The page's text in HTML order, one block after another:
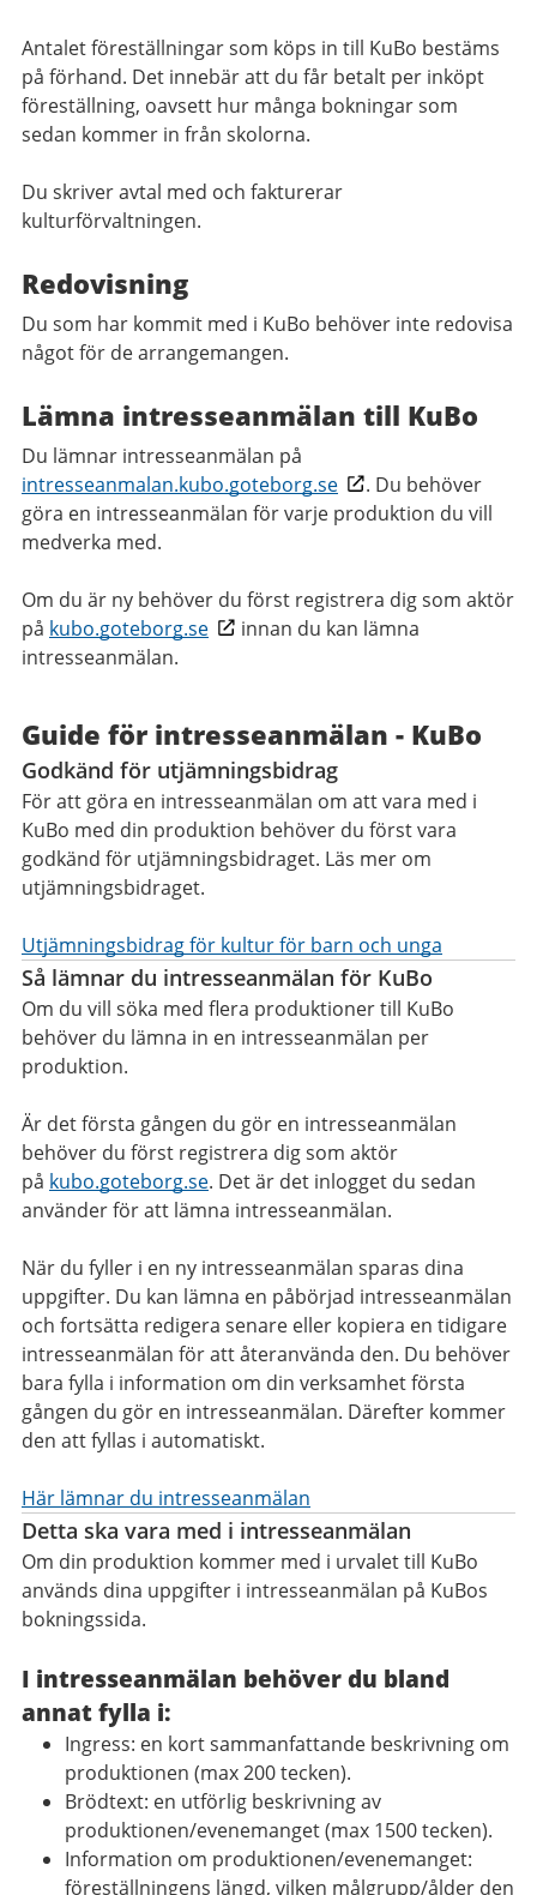
Antalet föreställningar som köps in till KuBo bestäms
på förhand. Det innebär att du får betalt per inköpt
föreställning, oavsett hur många bokningar som
sedan kommer in från skolorna.
Du skriver avtal med och fakturerar
kulturförvaltningen.
Redovisning
Du som har kommit med i KuBo behöver inte redovisa
något för de arrangemangen.
Lämna intresseanmälan till KuBo
Du lämnar intresseanmälan på
intresseanmalan.kubo.goteborg.se
. Du behöver
göra en intresseanmälan för varje produktion du vill
medverka med.
Om du är ny behöver du först registrera dig som aktör
på kubo.goteborg.se
innan du kan lämna
intresseanmälan.
Guide för intresseanmälan - KuBo
Godkänd för utjämningsbidrag
För att göra en intresseanmälan om att vara med i
KuBo med din produktion behöver du först vara
godkänd för utjämningsbidraget. Läs mer om
utjämningsbidraget.
Utjämningsbidrag för kultur för barn och unga
Så lämnar du intresseanmälan för KuBo
Om du vill söka med flera produktioner till KuBo
behöver du lämna in en intresseanmälan per
produktion.
Är det första gången du gör en intresseanmälan
behöver du först registrera dig som aktör
på kubo.goteborg.se. Det är det inlogget du sedan
använder för att lämna intresseanmälan.
När du fyller i en ny intresseanmälan sparas dina
uppgifter. Du kan lämna en påbörjad intresseanmälan
och fortsätta redigera senare eller kopiera en tidigare
intresseanmälan för att återanvända den. Du behöver
bara fylla i information om din verksamhet första
gången du gör en intresseanmälan. Därefter kommer
den att fyllas i automatiskt.
Här lämnar du intresseanmälan
Detta ska vara med i intresseanmälan
Om din produktion kommer med i urvalet till KuBo
används dina uppgifter i intresseanmälan på KuBos
bokningssida.
I intresseanmälan behöver du bland
annat fylla i:
Ingress: en kort sammanfattande beskrivning om
produktionen (max 200 tecken).
Brödtext: en utförlig beskrivning av
produktionen/evenemanget (max 1500 tecken).
Information om produktionen/evenemanget:
föreställningens längd, vilken målgrupp/ålder den